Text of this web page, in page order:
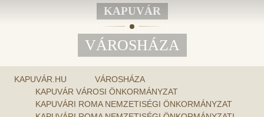
KAPUVÁR
VÁROSHÁZA
KAPUVÁR.HU
VÁROSHÁZA
KAPUVÁR VÁROSI ÖNKORMÁNYZAT
KAPUVÁRI ROMA NEMZETISÉGI ÖNKORMÁNYZAT